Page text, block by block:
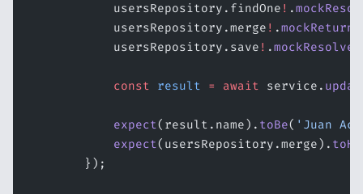
            usersRepository.findOne
! .
            usersRepository.merge
! .
            usersRepository.save
! .
            const
result = await service.
            expect
(result.name). toBe( 'Juan
            expect
(usersRepository.merge).
        });